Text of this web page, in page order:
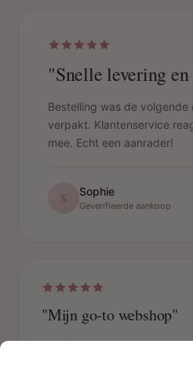
"Snelle levering
Bestelling was de
verpakt. Klantenservice
mee. Echt een aanrader!
S Sophie
Geverifieerde aankoop
"Mijn go-to webshop"
Heb altijd de producten